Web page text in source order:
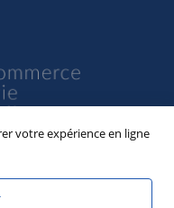
votre expérience en ligne